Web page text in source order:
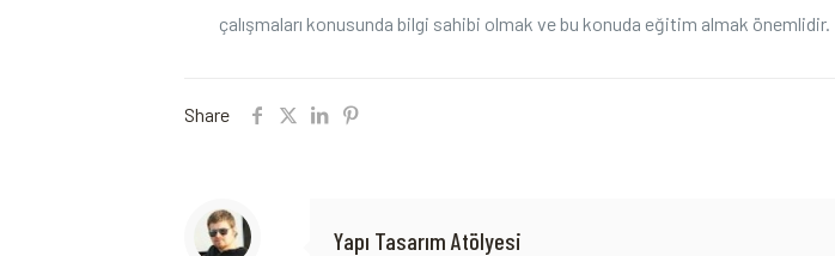
çalışmaları konusunda bilgi sahibi olmak ve bu konuda eğitim almak önemlidir.
Share
Yapı Tasarım Atölyesi